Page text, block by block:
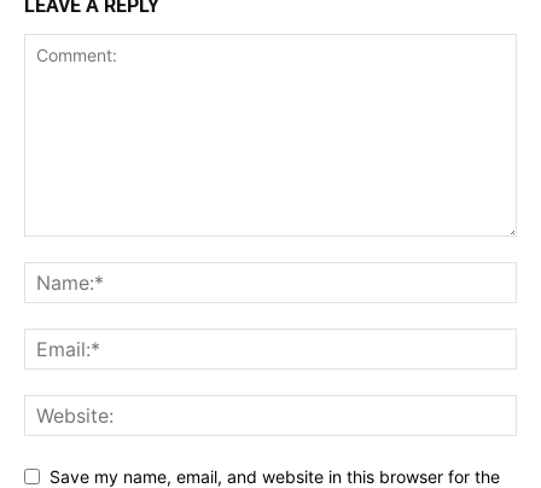
LEAVE A REPLY
Save my name, email, and website in this browser for the